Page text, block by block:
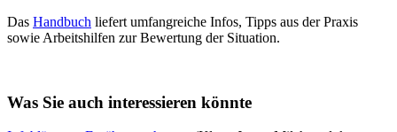
Das Handbuch liefert umfangreiche Infos, Tipps aus der Praxis
sowie Arbeitshilfen zur Bewertung der Situation.
Was Sie auch interessieren könnte